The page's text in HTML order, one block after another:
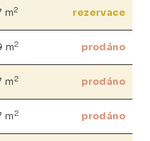
m2 rezervace
m2 prodáno
m 2 prodáno
m 2 prodáno